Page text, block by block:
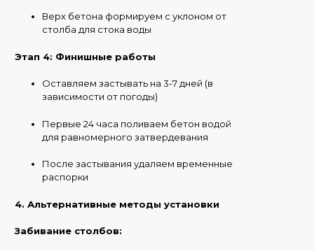
Верх бетона формируем с уклоном от
столба для стока воды
Этап 4: Финишные работы
Оставляем застывать на 3-7 дней (в
зависимости от погоды)
Первые 24 часа поливаем бетон водой
для равномерного затвердевания
После застывания удаляем временные
распорки
4. Альтернативные методы установки
Забивание столбов: